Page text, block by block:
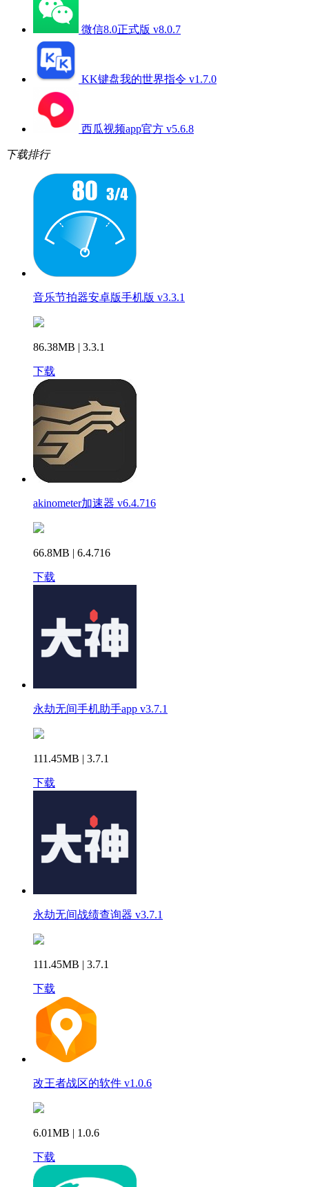
微信8.0正式版 v8.0.7
KK键盘我的世界指令 v1.7.0
西瓜视频app官方 v5.6.8
下载排行
音乐节拍器安卓版手机版 v3.3.1
86.38MB | 3.3.1
下载
akinometer加速器 v6.4.716
66.8MB | 6.4.716
下载
永劫无间手机助手app v3.7.1
111.45MB | 3.7.1
下载
永劫无间战绩查询器 v3.7.1
111.45MB | 3.7.1
下载
改王者战区的软件 v1.0.6
6.01MB | 1.0.6
下载